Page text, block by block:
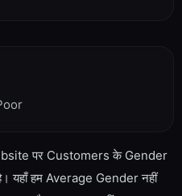
पर Customers के Gender
हम Average Gender नहीं